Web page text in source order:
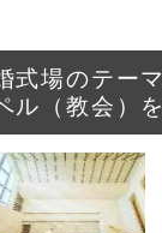
式場のテー
ル（教会）